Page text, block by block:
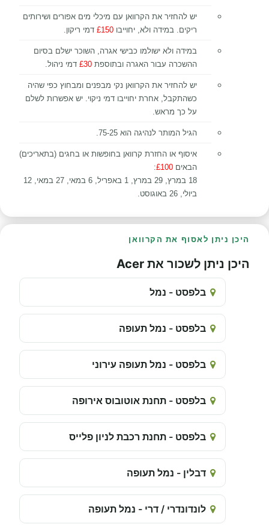
יש להחזיר את הקרוואן עם מיכלי מים אפורים ושירותים
ריקים. במידה ולא, יחוייבו £150 דמי ריקון.
במידה ולא ישולמו כבישי אגרה, השוכר ישלם בסיום
ההשכרה עבור האגרה ובתוספת £30 דמי ניהול.
יש להחזיר את הקרוואן נקי מבפנים ומבחוץ כפי שהיה
כשהתקבל, אחרת יחוייבו דמי ניקוי. יש אפשרות לשלם
על כך מראש.
הגיל המותר לנהיגה הוא 75-25.
איסוף או החזרת קרוואן בחופשות או בחגים (בתאריכים)
הבאים £100
:
18 במרץ, 29 במרץ, 1 באפריל, 6 במאי, 27 במאי, 12
ביולי, 26 באוגוסט.
היכן ניתן לאסוף את הקרוואן
היכן ניתן לשכור את Acer
בלפסט - נמל
בלפסט - נמל תעופה
בלפסט - נמל תעופה עירוני
בלפסט - תחנת אוטובוס אירופה
בלפסט - תחנת רכבת לניון פלייס
דבלין - נמל תעופה
לונדונדרי / דרי - נמל תעופה